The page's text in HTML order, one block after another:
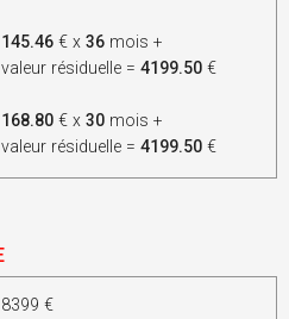
145.46 € x36 mois +
valeur résiduelle =4199.50 €
168.80 € x30 mois +
valeur résiduelle =4199.50 €
8399 €